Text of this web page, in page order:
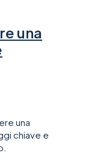
una
una
chiave e